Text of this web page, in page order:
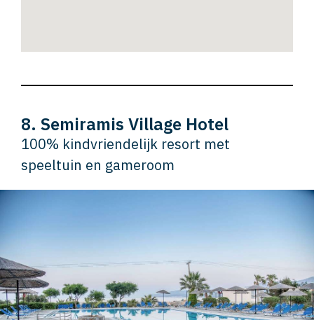
8. Semiramis Village Hotel
100% kindvriendelijk resort met
speeltuin en gameroom